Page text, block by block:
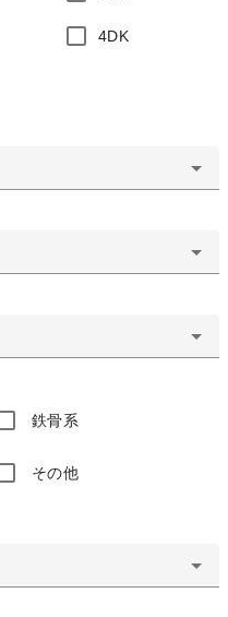
4DK
鉄骨系
その他